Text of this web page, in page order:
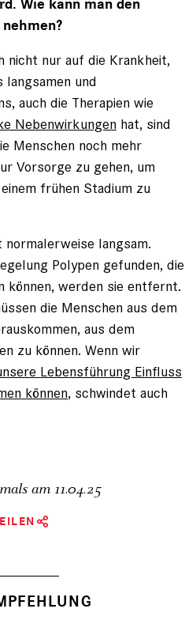
Wie kann man den
nicht nur auf die Krankheit,
und
auch die Therapien wie
Nebenwirkungen hat, sind
Menschen noch mehr
Vorsorge zu gehen, um
frühen Stadium zu
langsam.
Polypen gefunden, die
können, werden sie entfernt.
die Menschen aus dem
aus dem
zu können. Wenn wir
Lebensführung Einfluss
können, schwindet auch
am 11.04.25